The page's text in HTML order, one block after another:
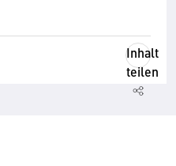
Inhalt
teilen